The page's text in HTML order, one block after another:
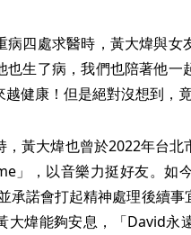
病四處求醫時，黃大煒與
也生了病，我們也陪著他
健康！但是絕對沒想到，
，黃大煒也曾於2022年台
」，以音樂力挺好友。如
承諾會打起精神處理後續
大煒能夠安息，「David永